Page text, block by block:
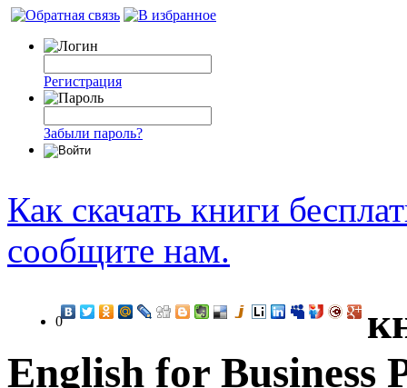
Регистрация
Забыли пароль?
Как скачать книги
сообщите нам.
0
English for Business